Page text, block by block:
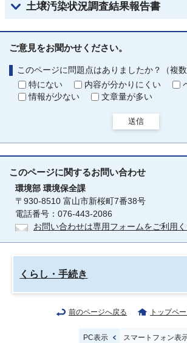
土壌汚染状況調査結果報告書
ご意見をお聞かせください。
このページに問題点はありましたか？（複数
特にない
内容が分かりにくい
情報が少ない
文章量が多い
送信
このページに関するお問い合わせ
環境部 環境保全課
〒930-8510 富山市新桜町7番38号
電話番号：076-443-2086
お問い合わせは専用フォームをご利用く
くらし・手続き
前のページへ戻る トップペ
PC表示 スマートフォン表